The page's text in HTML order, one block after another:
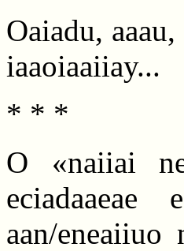
Oaiadu,
iaaoiaaiiay...
* * *
O «naiiai
aan/eneaiiuo